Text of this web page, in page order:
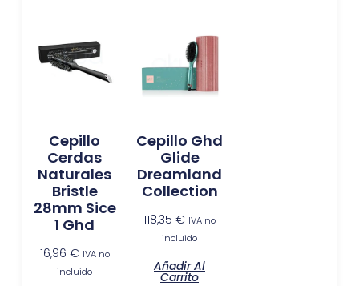
Cepillo
Cerdas
Naturales
Bristle
28mm Sice
1 Ghd
16,96 € IVA no
incluido
Cepillo Ghd
Glide
Dreamland
Collection
118,35 € IVA no
incluido
Añadir Al
Carrito